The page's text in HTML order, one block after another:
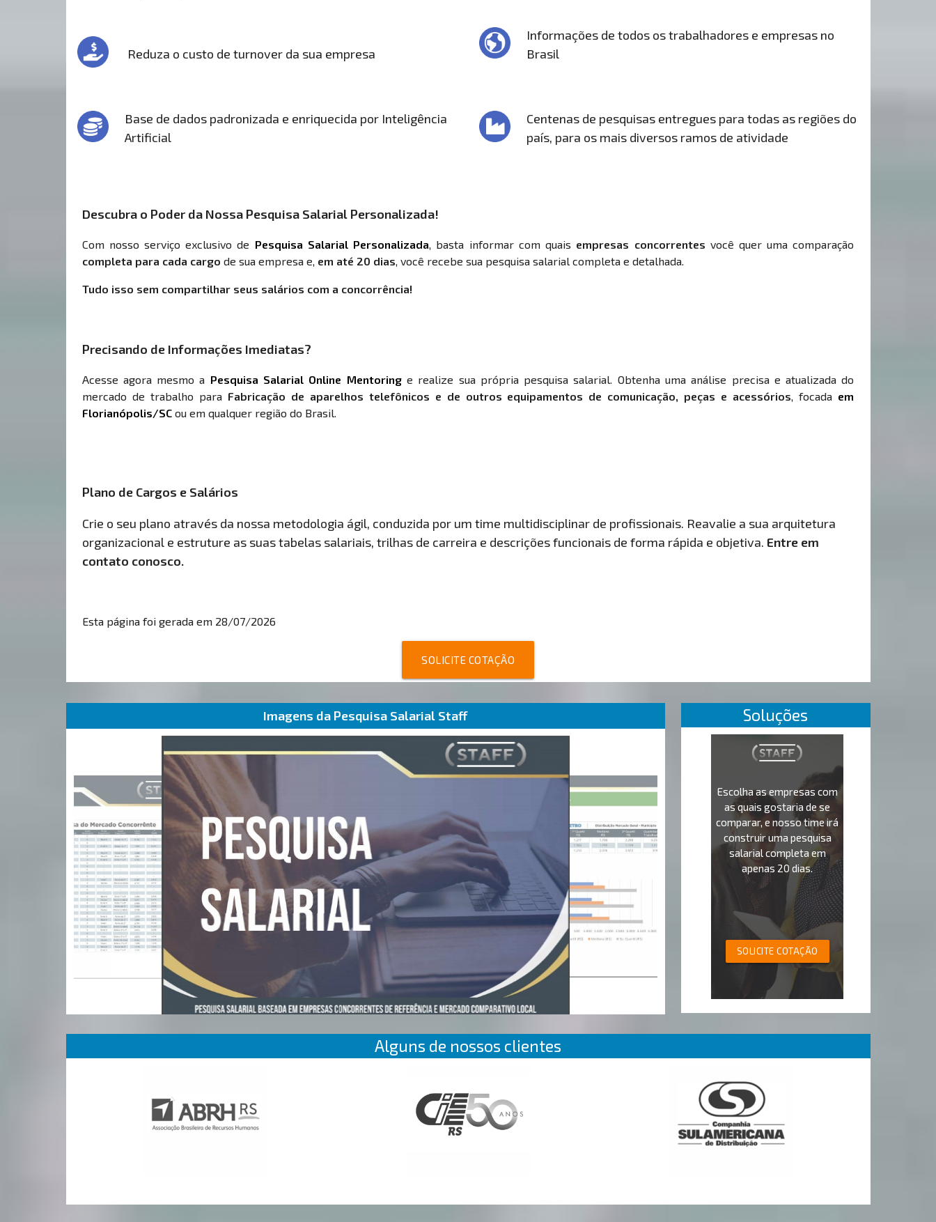
Reduza o custo de turnover da sua empresa
Base de dados padronizada e enriquecida por Inteligência
Artificial
Informações de todos os trabalhadores e empresas no
Brasil
Centenas de pesquisas entregues para todas as regiões do
país, para os mais diversos ramos de atividade
Descubra o Poder da Nossa Pesquisa Salarial Personalizada!
Com nosso serviço exclusivo de Pesquisa Salarial Personalizada, basta informar com quais empresas concorrentes você quer uma comparação
completa para cada cargo de sua empresa e, em até 20 dias, você recebe sua pesquisa salarial completa e detalhada.
Tudo isso sem compartilhar seus salários com a concorrência!
Precisando de Informações Imediatas?
Acesse agora mesmo a Pesquisa Salarial Online Mentoringe realize sua própria pesquisa salarial. Obtenha uma análise precisa e atualizada do
mercado de trabalho para Fabricação de aparelhos telefônicos e de outros equipamentos de comunicação, peças e acessórios, focada em
Florianópolis/SCou em qualquer região do Brasil.
Plano de Cargos e Salários
Crie o seu plano através da nossa metodologia ágil, conduzida por um time multidisciplinar de profissionais. Reavalie a sua arquitetura
organizacional e estruture as suas tabelas salariais, trilhas de carreira e descrições funcionais de forma rápida e objetiva. Entre em
contato conosco.
Esta página foi gerada em 28/07/2026
SOLICITE COTAÇÃO
Imagens da Pesquisa Salarial Staff Soluções
Escolha as empresas com
as quais gostaria de se
comparar, e nosso time irá
construir uma pesquisa
salarial completa em
apenas 20 dias.
SOLICITE COTAÇÃO
Alguns de nossos clientes